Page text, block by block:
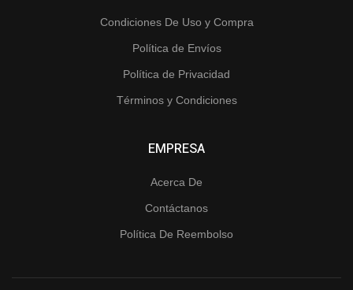
Condiciones De Uso y Compra
Política de Envíos
Política de Privacidad
Términos y Condiciones
EMPRESA
Acerca De
Contáctanos
Política De Reembolso